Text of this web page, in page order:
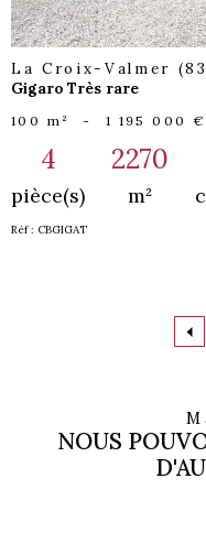
La Croix-Valmer
Gigaro Très rare
100 m² - 1 195 000 €
4
pièce(s)
2270
m²
Réf : CBGIGAT
NOUS